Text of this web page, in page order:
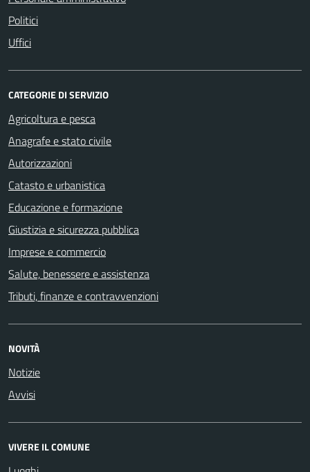
Politici
Uffici
CATEGORIE DI SERVIZIO
Agricoltura e pesca
Anagrafe e stato civile
Autorizzazioni
Catasto e urbanistica
Educazione e formazione
Giustizia e sicurezza pubblica
Imprese e commercio
Salute, benessere e assistenza
Tributi, finanze e contravvenzioni
NOVITÀ
Notizie
Avvisi
VIVERE IL COMUNE